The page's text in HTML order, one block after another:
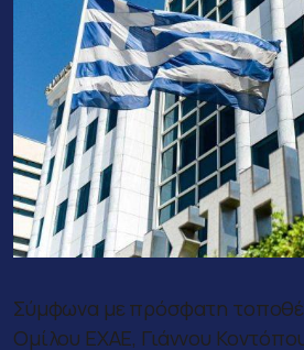
Σύμφωνα με πρόσφατη
Ομίλου ΕΧΑΕ, Γιάννου